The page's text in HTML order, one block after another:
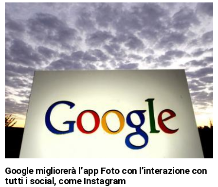
Google migliorerà l’app Foto con l’interazione con
tutti i social, come Instagram